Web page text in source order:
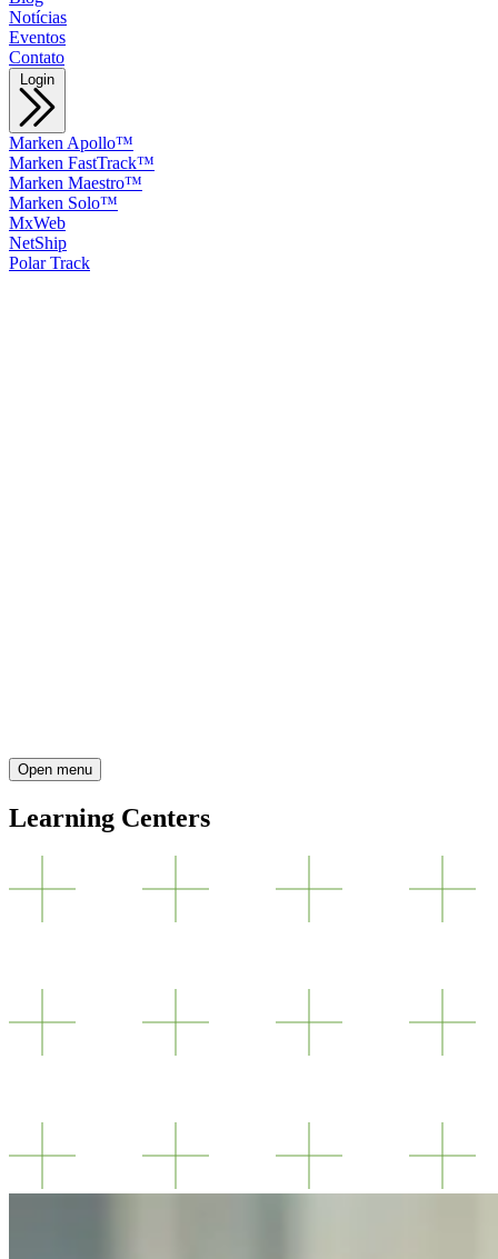
Notícias
Eventos
Contato
Login
Marken Apollo™
Marken FastTrack™
Marken Maestro™
Marken Solo™
MxWeb
NetShip
Polar Track
Open menu
Learning Centers